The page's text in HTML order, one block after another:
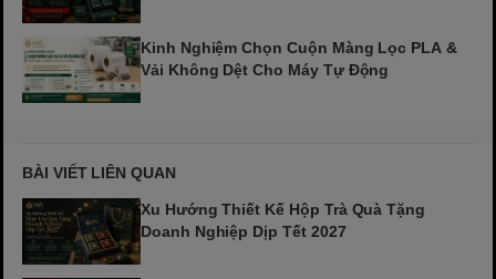
Kinh Nghiệm Chọn Cuộn Màng Lọc PLA &
Vải Không Dệt Cho Máy Tự Động
BÀI VIẾT LIÊN QUAN
Xu Hướng Thiết Kế Hộp Trà Quà Tặng
Doanh Nghiệp Dịp Tết 2027